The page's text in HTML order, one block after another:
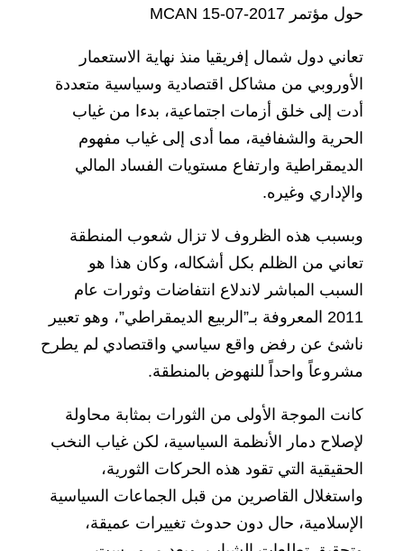
حول مؤتمر MCAN 15-07-2017
تعاني دول شمال إفريقيا منذ نهاية الاستعمار
الأوروبي من مشاكل اقتصادية وسياسية متعددة
أدت إلى خلق أزمات اجتماعية، بدءا من غياب
الحرية والشفافية، مما أدى إلى غياب مفهوم
الديمقراطية وارتفاع مستويات الفساد المالي
والإداري وغيره.
وبسبب هذه الظروف لا تزال شعوب المنطقة
تعاني من الظلم بكل أشكاله، وكان هذا هو
السبب المباشر لاندلاع انتفاضات وثورات عام
2011 المعروفة بـ”الربيع الديمقراطي”، وهو تعبير
ناشئ عن رفض واقع سياسي واقتصادي لم يطرح
مشروعاً واحداً للنهوض بالمنطقة.
كانت الموجة الأولى من الثورات بمثابة محاولة
لإصلاح دمار الأنظمة السياسية، لكن غياب النخب
الحقيقية التي تقود هذه الحركات الثورية،
واستغلال القاصرين من قبل الجماعات السياسية
الإسلامية، حال دون حدوث تغييرات عميقة،